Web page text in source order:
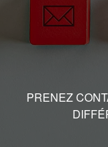
PRENEZ